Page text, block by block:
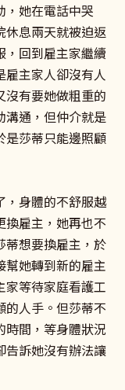
，她在電話中哭
休息兩天就被迫返
，回到雇主家繼續
主家人卻沒有人
沒有要她做粗重的
溝通，但仲介就是
是莎蒂只能邊照顧
，身體的不舒服越
換雇主，她再也不
蒂想要換雇主，於
幫她轉到新的雇主
家等待家庭看護工
的人手。但莎蒂不
時間，等身體狀況
告訴她沒有辦法讓